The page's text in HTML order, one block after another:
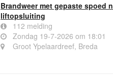
Brandweer met gepaste spoed
liftopsluiting
112 melding
Zondag 19-7-2026 om 18:01
Groot Ypelaardreef, Breda